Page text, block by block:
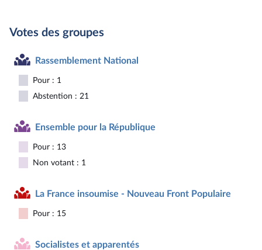
Votes des groupes
Rassemblement National
Pour : 1
Abstention : 21
Ensemble pour la République
Pour : 13
Non votant : 1
La France insoumise - Nouveau Front Populaire
Pour : 15
Socialistes et apparentés